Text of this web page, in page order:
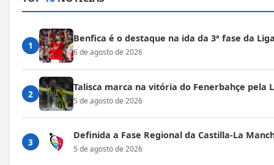
1
Benfica é o destaque na ida da 3ª fase da
6 de agosto de 2026
2
Talisca marca na vitória do Fenerbahçe pela
5 de agosto de 2026
3
Definida a Fase Regional da Castilla-La
5 de agosto de 2026